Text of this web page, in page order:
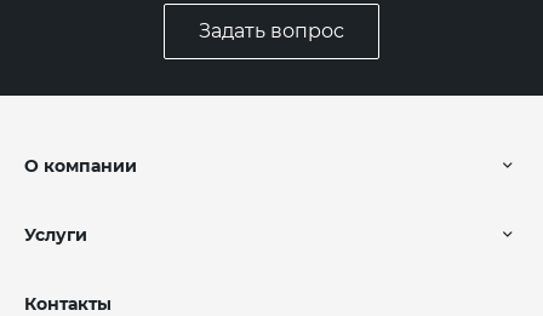
Задать вопрос
О компании
Услуги
Контакты